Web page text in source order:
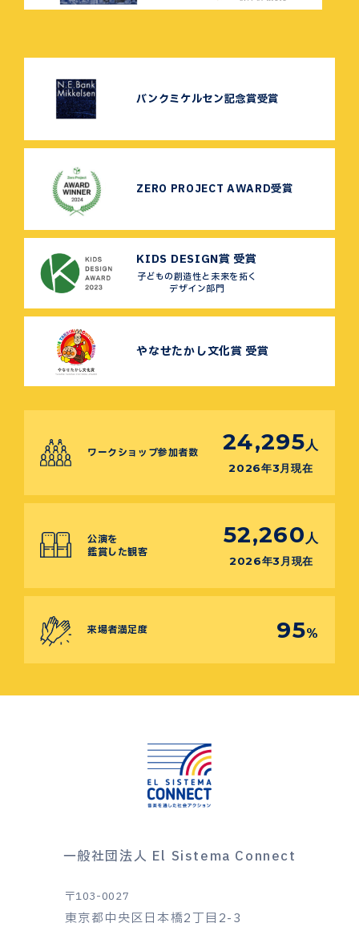
バンクミケルセン記念賞受賞
ZERO PROJECT AWARD受賞
KIDS DESIGN賞 受賞
子どもの創造性と未来を拓く
デザイン部門
やなせたかし文化賞 受賞
ワークショップ参加者数 24,295 人
2026年3月現在
公演を
鑑賞した観客
52,260 人
2026年3月現在
来場者満足度 95%
一般社団法人 El Sistema Connect
〒103-0027
東京都中央区日本橋2丁目2-3